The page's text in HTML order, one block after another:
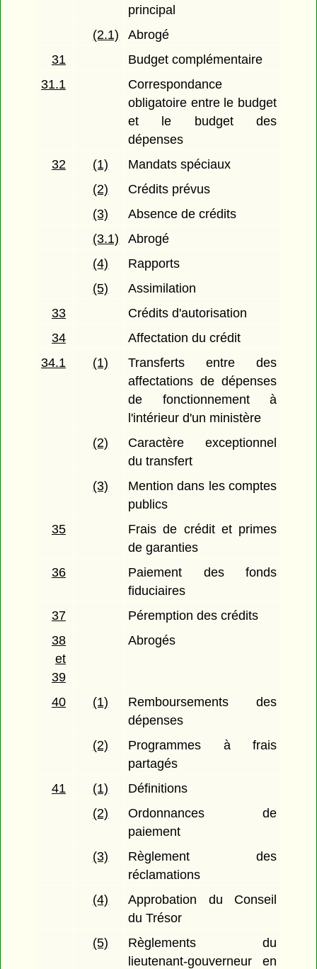
principal
(2.1)
Abrogé
31
Budget complémentaire
31.1
Correspondance
obligatoire entre le budget
et le budget des
dépenses
32
(1)
Mandats spéciaux
(2)
Crédits prévus
(3)
Absence de crédits
(3.1)
Abrogé
(4)
Rapports
(5)
Assimilation
33
Crédits d'autorisation
34
Affectation du crédit
34.1
(1)
Transferts entre des
affectations de dépenses
de fonctionnement à
l'intérieur d'un ministère
(2)
Caractère exceptionnel
du transfert
(3)
Mention dans les comptes
publics
35
Frais de crédit et primes
de garanties
36
Paiement des fonds
fiduciaires
37
Péremption des crédits
38
et
39
Abrogés
40 (1)
Remboursements des
dépenses
(2)
Programmes à frais
partagés
41
(1)
Définitions
(2)
Ordonnances de
paiement
(3)
Règlement des
réclamations
(4)
Approbation du Conseil
du Trésor
(5)
Règlements du
lieutenant-gouverneur en